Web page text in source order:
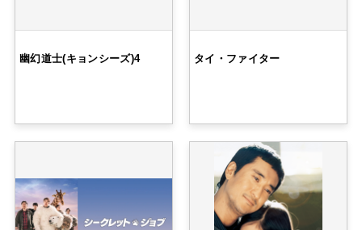
幽幻道士(キョンシーズ)4 タイ・ファイター